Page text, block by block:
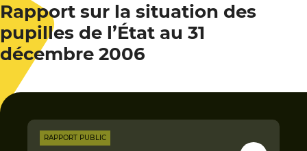
Rapport sur la situation des
pupilles de l’État au 31
décembre 2006
RAPPORT PUBLIC